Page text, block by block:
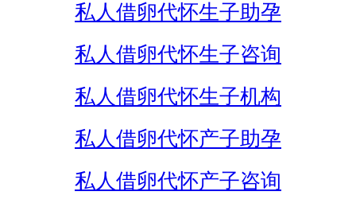
私人借卵代怀生子助孕
私人借卵代怀生子咨询
私人借卵代怀生子机构
私人借卵代怀产子助孕
私人借卵代怀产子咨询